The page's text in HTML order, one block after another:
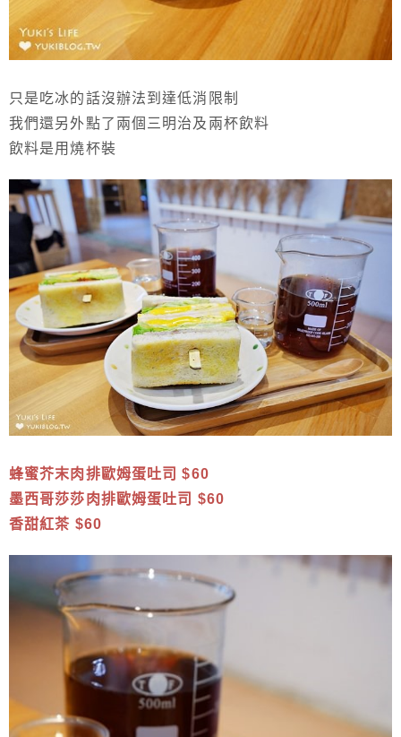
只是吃冰的話沒辦法到達低消限制
我們還另外點了兩個三明治及兩杯飲料
飲料是用燒杯裝
蜂蜜芥末肉排歐姆蛋吐司 $60
墨西哥莎莎肉排歐姆蛋吐司 $60
香甜紅茶 $60